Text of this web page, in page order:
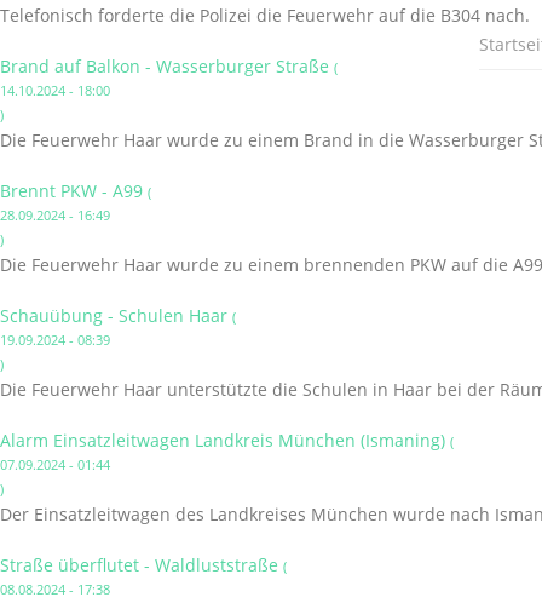
Telefonisch forderte die Polizei die Feuerwehr auf die B304 nach.
Brand auf Balkon - Wasserburger Straße (
14.10.2024 - 18:00
)
Die Feuerwehr Haar wurde zu einem Brand in die Wasserburger
Brennt PKW - A99 (
28.09.2024 - 16:49
)
Die Feuerwehr Haar wurde zu einem brennenden PKW auf die
Schauübung - Schulen Haar (
19.09.2024 - 08:39
)
Die Feuerwehr Haar unterstützte die Schulen in Haar bei der
Alarm Einsatzleitwagen Landkreis München (Ismaning) (
07.09.2024 - 01:44
)
Der Einsatzleitwagen des Landkreises München wurde nach
Straße überflutet - Waldluststraße (
08.08.2024 - 17:38